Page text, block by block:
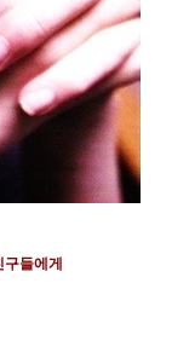
들에게